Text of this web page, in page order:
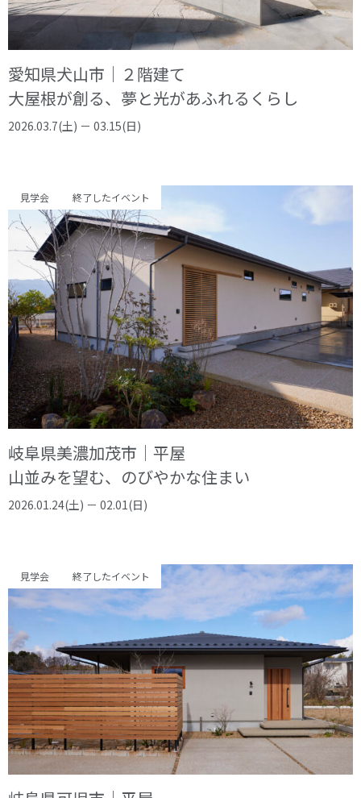
愛知県犬山市｜２階建て
大屋根が創る、夢と光があふれるくらし
2026.03.7(土) － 03.15(日)
見学会 終了したイベント
岐阜県美濃加茂市｜平屋
山並みを望む、のびやかな住まい
2026.01.24(土) － 02.01(日)
見学会 終了したイベント